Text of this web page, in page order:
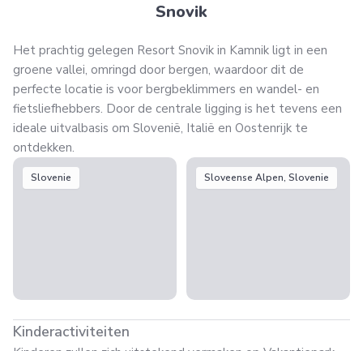
Snovik
Het prachtig gelegen Resort Snovik in Kamnik ligt in een
groene vallei, omringd door bergen, waardoor dit de
perfecte locatie is voor bergbeklimmers en wandel- en
fietsliefhebbers. Door de centrale ligging is het tevens een
ideale uitvalbasis om Slovenië, Italië en Oostenrijk te
ontdekken.
Slovenie Sloveense Alpen, Slovenie
Kinderactiviteiten